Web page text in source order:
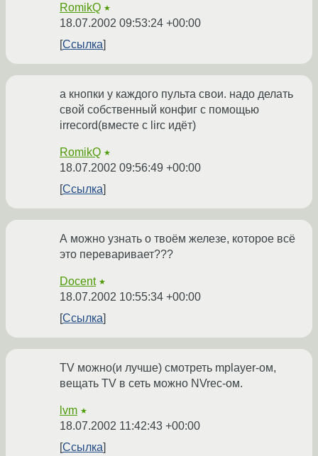
RomikQ ★
18.07.2002 09:53:24 +00:00
Ссылка
а кнопки у каждого пульта свои. надо делать
свой собственный конфиг с помощью
irrecord(вместе с lirc идёт)
RomikQ ★
18.07.2002 09:56:49 +00:00
Ссылка
А можно узнать о твоём железе, которое всё
это переваривает???
Docent ★
18.07.2002 10:55:34 +00:00
Ссылка
TV можно(и лучше) смотреть mplayer-ом,
вещать TV в сеть можно NVrec-ом.
lvm ★
18.07.2002 11:42:43 +00:00
Ссылка